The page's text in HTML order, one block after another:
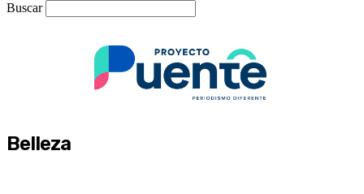
Buscar
Belleza